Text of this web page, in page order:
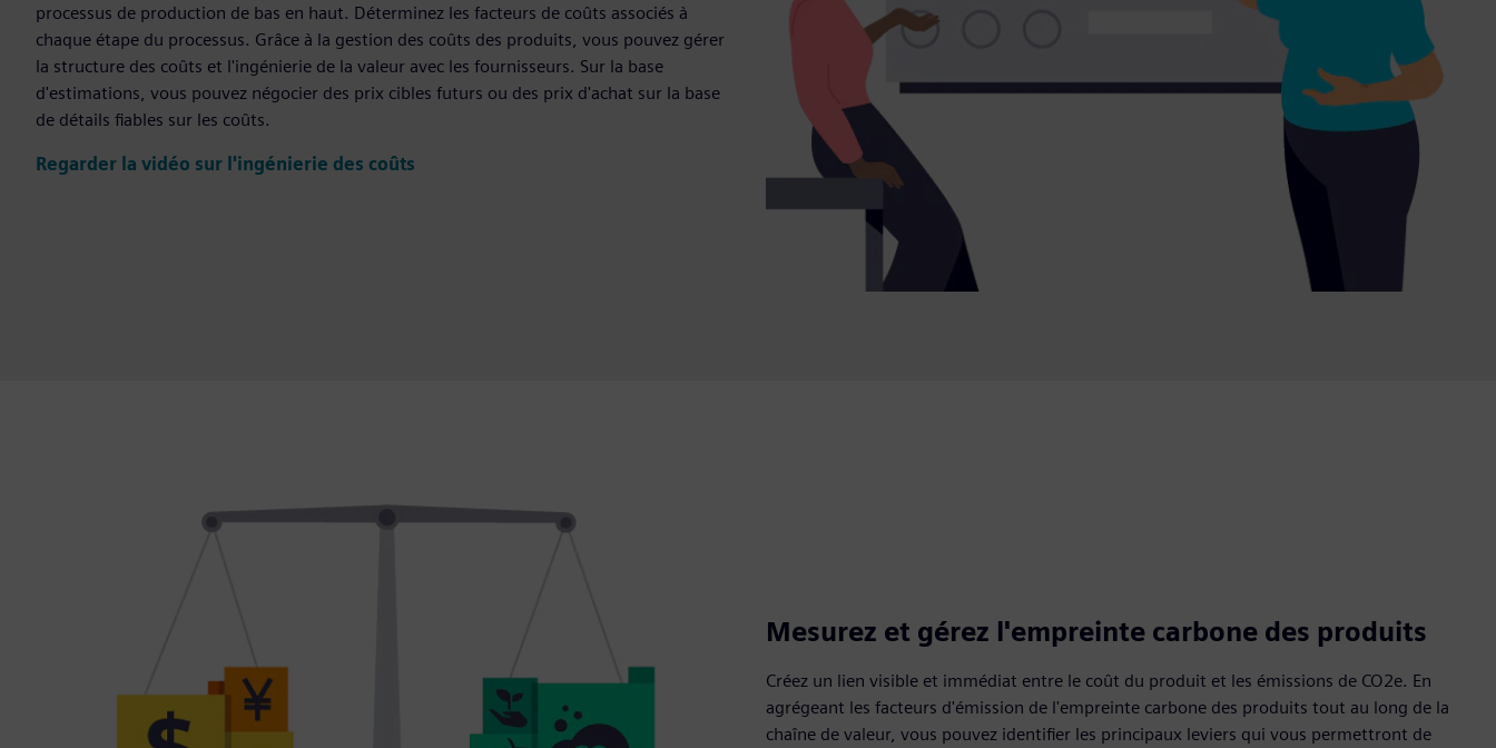
processus de production de bas en haut. Déterminez les facteurs de coûts associés à
chaque étape du processus. Grâce à la gestion des coûts des produits, vous pouvez gérer
la structure des coûts et l'ingénierie de la valeur avec les fournisseurs. Sur la base
d'estimations, vous pouvez négocier des prix cibles futurs ou des prix d'achat sur la base
de détails fiables sur les coûts.
Regarder la vidéo sur l'ingénierie des coûts
Mesurez et gérez l'empreinte carbone des produits
Créez un lien visible et immédiat entre le coût du produit et les émissions de CO2e. En
agrégeant les facteurs d'émission de l'empreinte carbone des produits tout au long de la
chaîne de valeur, vous pouvez identifier les principaux leviers qui vous permettront de